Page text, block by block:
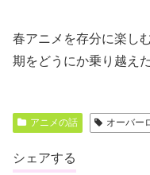
春アニメを存分に楽し
期をどうにか乗り越え
アニメの話 オーバー
シェアする